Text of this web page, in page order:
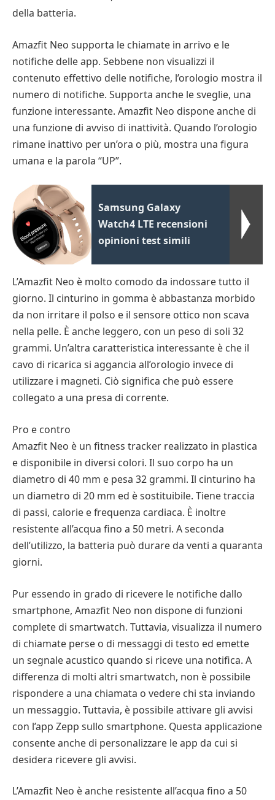
della batteria.
Amazfit Neo supporta le chiamate in arrivo e le
notifiche delle app. Sebbene non visualizzi il
contenuto effettivo delle notifiche, l’orologio mostra il
numero di notifiche. Supporta anche le sveglie, una
funzione interessante. Amazfit Neo dispone anche di
una funzione di avviso di inattività. Quando l’orologio
rimane inattivo per un’ora o più, mostra una figura
umana e la parola “UP”.
Samsung Galaxy
Watch4 LTE recensioni
opinioni test simili
L’Amazfit Neo è molto comodo da indossare tutto il
giorno. Il cinturino in gomma è abbastanza morbido
da non irritare il polso e il sensore ottico non scava
nella pelle. È anche leggero, con un peso di soli 32
grammi. Un’altra caratteristica interessante è che il
cavo di ricarica si aggancia all’orologio invece di
utilizzare i magneti. Ciò significa che può essere
collegato a una presa di corrente.
Pro e contro
Amazfit Neo è un fitness tracker realizzato in plastica
e disponibile in diversi colori. Il suo corpo ha un
diametro di 40 mm e pesa 32 grammi. Il cinturino ha
un diametro di 20 mm ed è sostituibile. Tiene traccia
di passi, calorie e frequenza cardiaca. È inoltre
resistente all’acqua fino a 50 metri. A seconda
dell’utilizzo, la batteria può durare da venti a quaranta
giorni.
Pur essendo in grado di ricevere le notifiche dallo
smartphone, Amazfit Neo non dispone di funzioni
complete di smartwatch. Tuttavia, visualizza il numero
di chiamate perse o di messaggi di testo ed emette
un segnale acustico quando si riceve una notifica. A
differenza di molti altri smartwatch, non è possibile
rispondere a una chiamata o vedere chi sta inviando
un messaggio. Tuttavia, è possibile attivare gli avvisi
con l’app Zepp sullo smartphone. Questa applicazione
consente anche di personalizzare le app da cui si
desidera ricevere gli avvisi.
L’Amazfit Neo è anche resistente all’acqua fino a 50